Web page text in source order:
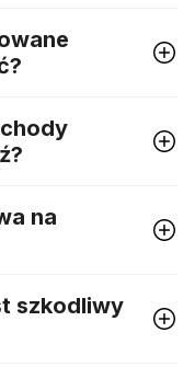
na
szkodliwy